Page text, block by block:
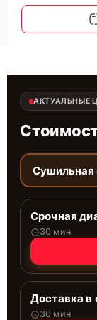
АКТУАЛЬНЫЕ
Срочная
30 мин
Доставка в
30 мин